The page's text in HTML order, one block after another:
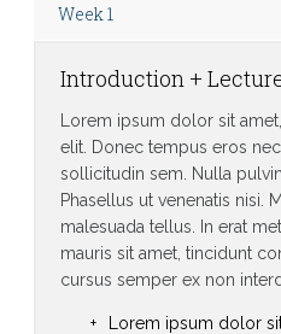
Week 1
Introduction +
Lorem ipsum dolor sit
elit. Donec tempus eros
sollicitudin sem. Nulla
Phasellus ut venenatis nisi.
malesuada tellus. In erat
mauris sit amet, tincidunt
cursus semper ex non
Lorem ipsum dolor